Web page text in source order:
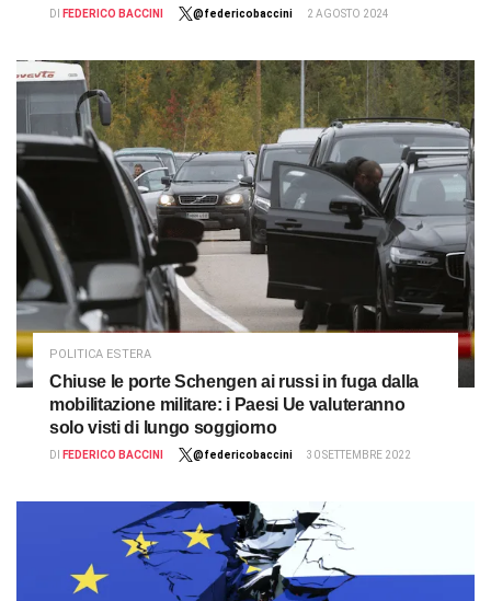
DI FEDERICO BACCINI @federicobaccini 2 AGOSTO 2024
POLITICA ESTERA
Chiuse le porte Schengen ai russi in fuga dalla
mobilitazione militare: i Paesi Ue valuteranno
solo visti di lungo soggiorno
DI FEDERICO BACCINI @federicobaccini 30 SETTEMBRE 2022